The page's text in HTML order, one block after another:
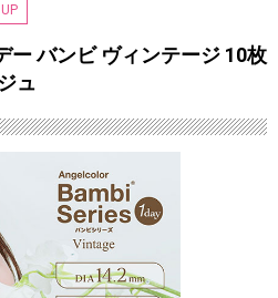
ー バンビ ヴィンテージ 10枚
ュ